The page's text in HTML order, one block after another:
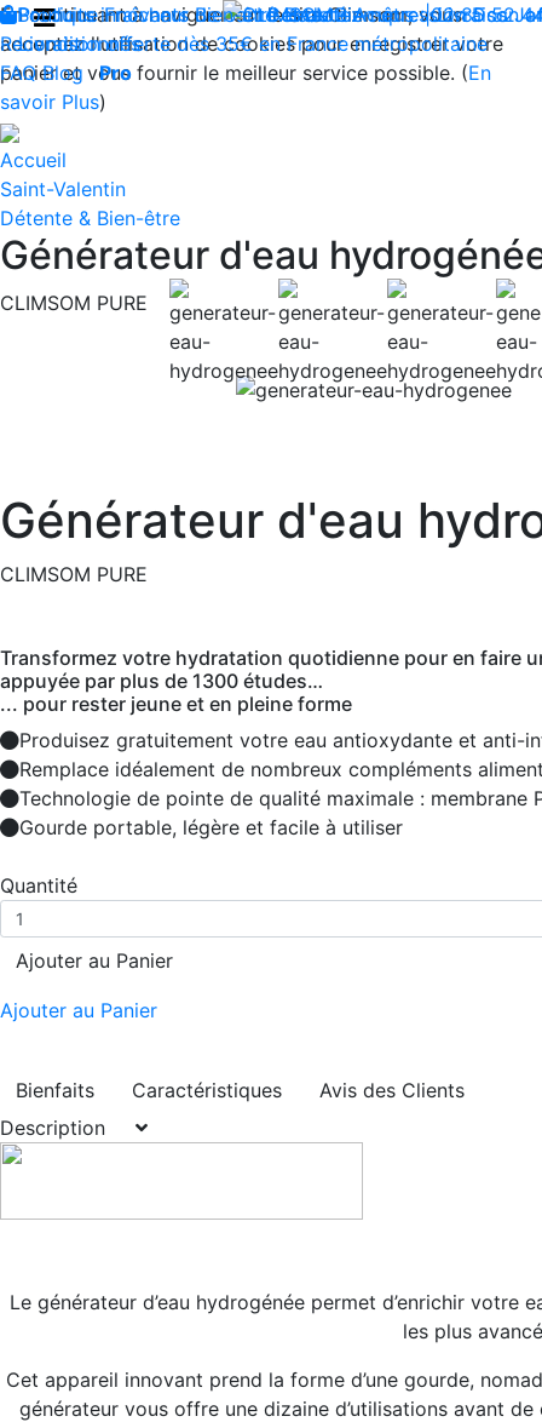
En continuant à naviguer sur le site Climsom, vous
acceptez l'utilisation de cookies pour enregistrer votre
panier et vous fournir le meilleur service possible. (En
savoir Plus)
Produits innovants de Santé et de Bien-être | Livraison
Livraison offerte dès 35€ en France métropolitaine
Contactez-nous : 02 85 52
Boutique Fraîcheur Bien-être Beauté Acupression Dos
Reconditionnés
FAQ Blog Pro
Accueil
Saint-Valentin
Détente & Bien-être
Générateur d'eau
CLIMSOM PURE
Générateur d'eau
CLIMSOM PURE
Transformez votre hydratation quotidienne pour en faire
appuyée par plus de 1300 études…
... pour rester jeune et en pleine forme
Produisez gratuitement votre eau antioxydante et anti-
Remplace idéalement de nombreux compléments
Technologie de pointe de qualité maximale : membrane
Gourde portable, légère et facile à utiliser
Quantité
Ajouter au Panier
Ajouter au Panier
Bienfaits Caractéristiques
Avis des Clients
Description
Le générateur d’eau hydrogénée permet d’enrichir
les plus
Cet appareil innovant prend la forme d’une gourde,
générateur vous offre une dizaine d’utilisations avant